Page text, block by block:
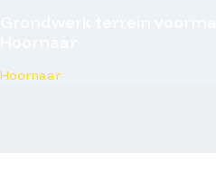
Hoornaar